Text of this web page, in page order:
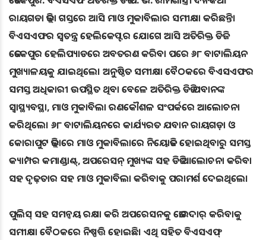
ରାୟଗଡା ଜିଲ୍ଲା ଗସ୍ତରେ ଆସି ମାଓ ମୁକାବିଲାର ସମୀକ୍ଷା କରିଛନ୍ତି।
ବିଏସଏଫର ସ୍ବତନ୍ତ୍ର ହେଲିକେପ୍ଟର ଯୋଗେ ଆସି ଅତିରିକ୍ତ ଡିଜି
ଜେକେପୁର ହେଲିପ୍ୟାଡରେ ଅବତରଣ କରିବା ପରେ ୬୮ ବାଟାଲିୟନ
ମୁଖ୍ୟାଳୟକୁ ଯାଇଥିଲେ। ଅନୁଷ୍ଠିତ ସମୀକ୍ଷା ବୈଠକରେ ବିଏସଏଫର
ସମସ୍ତ ଅଧିକାରୀ ଉପସ୍ଥିତ ଥିବା ବେଳେ ଅତିରିକ୍ତ ଡିଜି ଯବାନଙ୍କ
ସ୍ବାସ୍ଥ୍ୟବସ୍ଥା, ମାଓ ମୁକାବିଲା ରଣକୌଶଳ ସଂପର୍କରେ ଆଲୋଚନା
କରିଥିଲେ। ୬୮ ବାଟାଲିୟନରେ କାର୍ଯ୍ୟରତ ଯବାନ ରାୟଗଡ଼ା ଓ
କୋରାପୁଟ ଜିଲ୍ଲାରେ ମାଓ ମୁକାବିଲାରେ ନିୟୋଜିତ ହୋଇଥିବାରୁ ସମସ୍ତ
କ୍ୟାମ୍ପର କମାଣ୍ଡାଣ୍ଟ୍, ଅପରେସନ୍ ମୁଖ୍ୟଙ୍କ ସହ ଡିଜି ଆଲୋଚନା କରିବା
ସହ ଦୃଢ଼ତାର ସହ ମାଓ ମୁକାବିଲା କରିବାକୁ ପରାମର୍ଶ ଦେଇଥିଲେ।
ପୁଲିସ୍ ସହ ସମନ୍ବୟ ରକ୍ଷା କରି ଅପରେସନକୁ ଜୋରଦାର୍ କରିବାକୁ
ସମୀକ୍ଷା ବୈଠକରେ ନିଷ୍ପତ୍ତି ହୋଇଛି। ଏଥି ସହିତ ବିଏସଏଫ୍